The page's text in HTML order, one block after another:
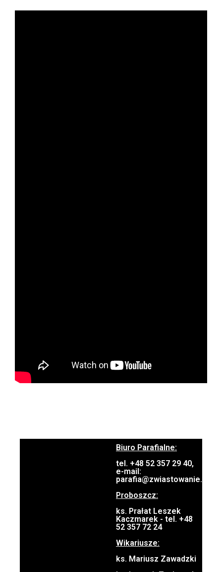
Biuro Parafialne:
tel. +48 52 357 29 40,
e-mail:
parafia@zwiastowanie.pl
Proboszcz:
ks. Prałat Leszek
Kaczmarek - tel. +48
52 357 72 24
Wikariusze:
ks. Mariusz Zawadzki